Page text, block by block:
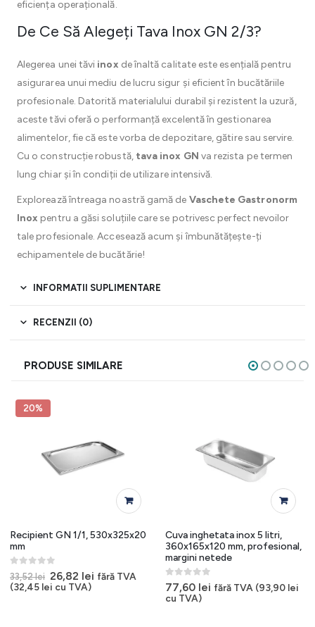
eficiența operațională.
De Ce Să Alegeți Tava Inox GN 2/3?
Alegerea unei tăvi inox de înaltă calitate este esențială pentru
asigurarea unui mediu de lucru sigur și eficient în bucătăriile
profesionale. Datorită materialului durabil și rezistent la uzură,
aceste tăvi oferă o performanță excelentă în gestionarea
alimentelor, fie că este vorba de depozitare, gătire sau servire.
Cu o construcție robustă, tava inox GN va rezista pe termen
lung chiar și în condiții de utilizare intensivă.
Explorează întreaga noastră gamă de Vaschete Gastronorm
Inox pentru a găsi soluțiile care se potrivesc perfect nevoilor
tale profesionale. Accesează acum și îmbunătățește-ți
echipamentele de bucătărie!
INFORMATII SUPLIMENTARE
RECENZII (0)
PRODUSE SIMILARE
20%
Recipient GN 1/1, 530x325x20
mm
0out of 5
33,52lei Prețul
inițial
26,82 leiPrețul
fără TVA
(32,45 lei cu TVA)
Cuva inghetata inox 5 litri,
360x165x120 mm, profesional,
margini netede
0out of 5
77,60 lei fără TVA (93,90 lei
cu TVA)